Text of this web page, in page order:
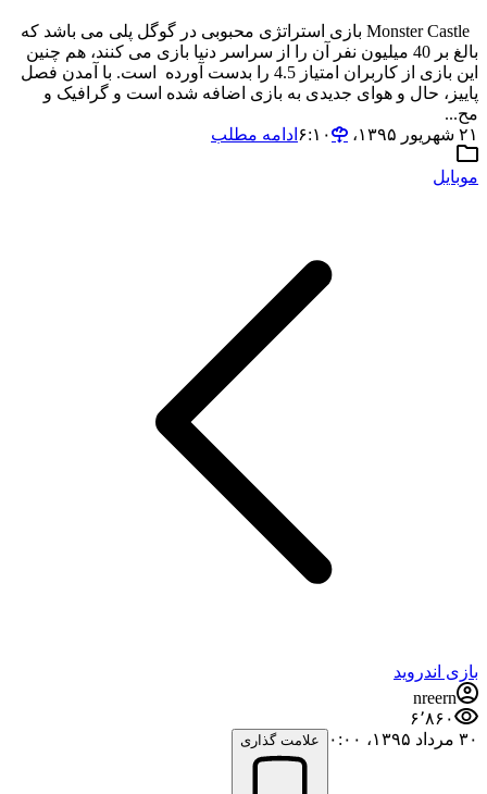
Monster Castle بازی استراتژی محبوبی در گوگل پلی می باشد که
بالغ بر 40 میلیون نفر آن را از سراسر دنیا بازی می کنند، هم چنین
این بازی از کاربران امتیاز 4.5 را بدست آورده است. با آمدن فصل
پاییز، حال و هوای جدیدی به بازی اضافه شده است و گرافیک و
مح...
۲۱ شهریور ۱۳۹۵،‏ ۶:۱۰
ادامه مطلب
موبایل
بازی اندروید
nreern
۶٬۸۶۰
۳۰ مرداد ۱۳۹۵،‏ ۰:۰۰
علامت گذاری